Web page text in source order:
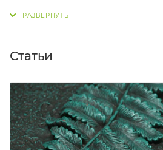
CERTA-PATINA серия
изделиям, подчеркивает
выступающие части и придает
выразительный декоративный
Статьи